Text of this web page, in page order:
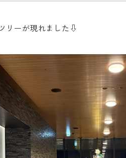
リーが現れました⇩